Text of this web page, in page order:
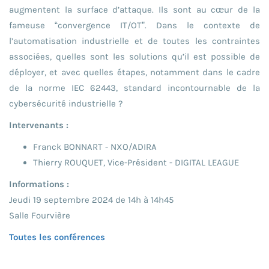
augmentent la surface d’attaque. Ils sont au cœur de la
fameuse “convergence IT/OT”. Dans le contexte de
l’automatisation industrielle et de toutes les contraintes
associées, quelles sont les solutions qu’il est possible de
déployer, et avec quelles étapes, notamment dans le cadre
de la norme IEC 62443, standard incontournable de la
cybersécurité industrielle ?
Intervenants :
Franck BONNART - NXO/ADIRA
Thierry ROUQUET, Vice-Président - DIGITAL LEAGUE
Informations :
Jeudi 19 septembre 2024 de 14h à 14h45
Salle Fourvière
Toutes les conférences